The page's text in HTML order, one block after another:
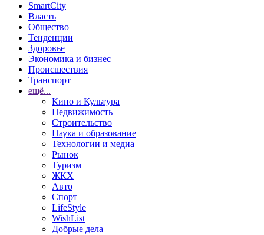
SmartCity
Власть
Общество
Тенденции
Здоровье
Экономика и бизнес
Происшествия
Транспорт
ещё...
Кино и Культура
Недвижимость
Строительство
Наука и образование
Технологии и медиа
Рынок
Туризм
ЖКХ
Авто
Спорт
LifeStyle
WishList
Добрые дела